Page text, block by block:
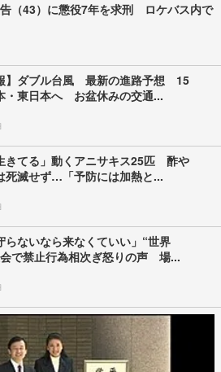
（43）に懲役7年を求刑 ロケバス内で
】ダブル台風 最新の進路予想 15
・東日本へ お盆休みの交通...
きてる」動くアニサキス25匹 酢や
死滅せず…「予防には加熱と...
らないなら来なくていい」“世界
で禁止行為相次ぎ怒りの声 場...